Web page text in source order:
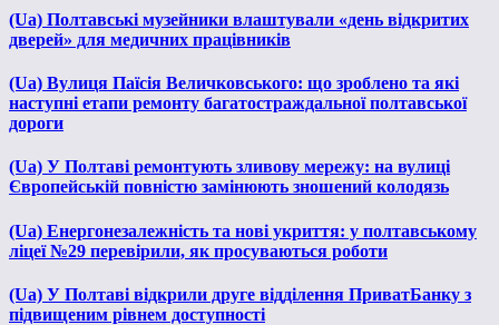
(Ua) Полтавські музейники влаштували «день відкритих
дверей» для медичних працівників
(Ua) Вулиця Паїсія Величковського: що зроблено та які
наступні етапи ремонту багатостраждальної полтавської
дороги
(Ua) У Полтаві ремонтують зливову мережу: на вулиці
Європейській повністю замінюють зношений колодязь
(Ua) Енергонезалежність та нові укриття: у полтавському
ліцеї №29 перевірили, як просуваються роботи
(Ua) У Полтаві відкрили друге відділення ПриватБанку з
підвищеним рівнем доступності